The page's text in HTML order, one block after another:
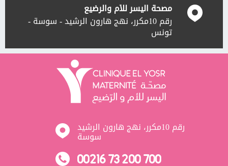
مصحة اليسر للأم والرضيع
رقم 10مكرر، نهج هارون الرشيد - سوسة -
تونس
رقم 10مكرر، نهج هارون الرشيد
سوسة
00216 73 200 700